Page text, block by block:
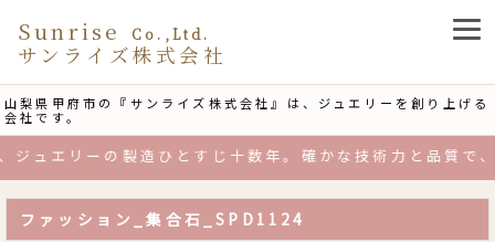
山梨県甲府市の『サンライズ株式会社』は、ジュエリーを創り上げる
会社です。
Sunrise Co.,Ltd.
サンライズ株式会社
ュエリーの製造ひとすじ十数年。確かな技術力と品質で、
ファッション_集合石_SPD1124